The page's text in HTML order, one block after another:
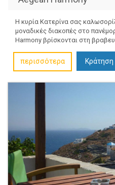
Η κυρία Κατερίνα σας
μοναδικές διακοπές στο
Harmony βρίσκονται στη
περισσότερα Κράτηση